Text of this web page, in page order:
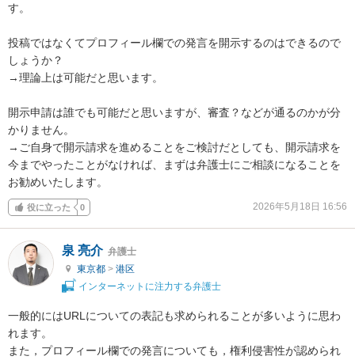
す。
投稿ではなくてプロフィール欄での発言を開示するのはできるので
しょうか？
→理論上は可能だと思います。
開示申請は誰でも可能だと思いますが、審査？などが通るのかが分
かりません。
→ご自身で開示請求を進めることをご検討だとしても、開示請求を
今までやったことがなければ、まずは弁護士にご相談になることを
お勧めいたします。
役に立った 0 2026年5月18日 16:56
泉 亮介 弁護士
東京都 > 港区
インターネットに注力する弁護士
一般的にはURLについての表記も求められることが多いように思わ
れます。
また，プロフィール欄での発言についても，権利侵害性が認められ